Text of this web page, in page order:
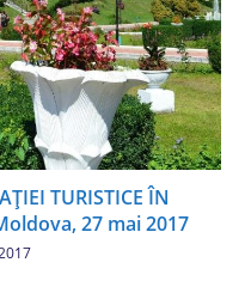
TURISTICE ÎN
27 mai 2017